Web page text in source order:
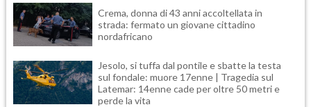
Crema, donna di 43 anni accoltellata in
strada: fermato un giovane cittadino
nordafricano
Jesolo, si tuffa dal pontile e sbatte la testa
sul fondale: muore 17enne | Tragedia sul
Latemar: 14enne cade per oltre 50 metri e
perde la vita